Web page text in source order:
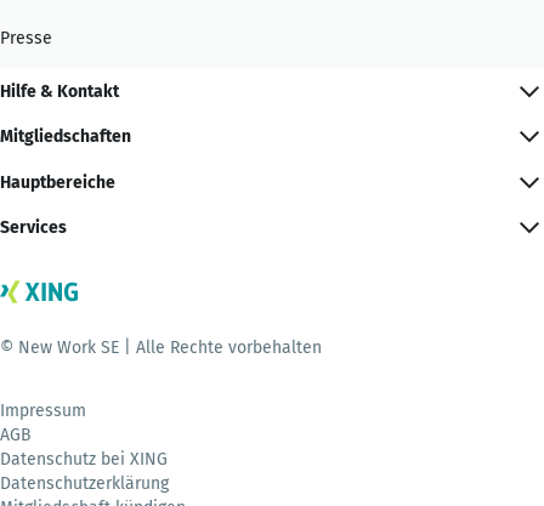
Presse
Hilfe & Kontakt
Mitgliedschaften
Hauptbereiche
Services
© New Work SE | Alle Rechte vorbehalten
Impressum
AGB
Datenschutz bei XING
Datenschutzerklärung